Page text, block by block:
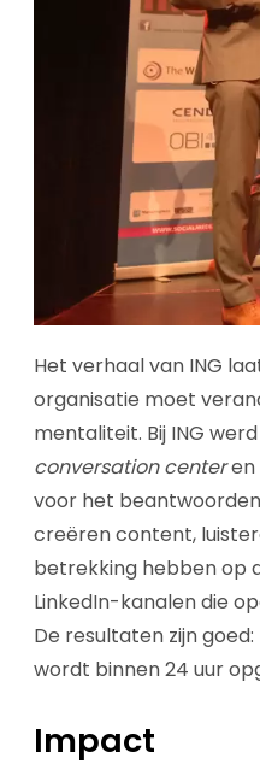
Het verhaal van ING
organisatie moet
mentaliteit. Bij ING
conversation centeren
voor het
creëren content,
betrekking hebben op
LinkedIn-kanalen die
De resultaten zijn
wordt binnen 24 uur
Impact